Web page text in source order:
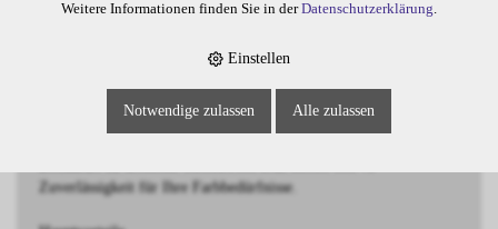
Igora Royal Developer 6%
IGORA ROYAL - VOLLENDETE FARBE IN HIGH
Inspiration und echte Partnerschaft. Die Produktserie erlaubt es
Zuverlässigkeit für Ihre Farbbedürfnisse.
Weitere Informationen finden Sie in derDatenschutzerklärung.
Einstellen
Notwendige zulassen Alle zulassen